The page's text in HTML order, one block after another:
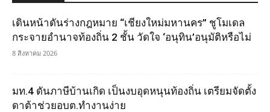
เดินหน้าดันร่างกฎหมาย “เชียงใหม่มหานคร” ชูโมเดล
กระจายอำนาจท้องถิ่น 2 ชั้น วัดใจ ‘อนุทิน’อนุมัติหรือไม่
8 สิงหาคม 2026
มท.4 ดันภาษีบ้านเกิด เป็นงบอุดหนุนท้องถิ่น เตรียมจัดตั้ง
ดาต้าช่วยอบต.ทำงานง่าย